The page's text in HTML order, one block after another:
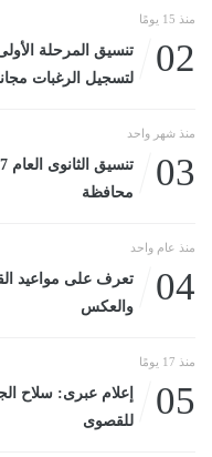
منذ 15 يومًا
02
لتسجيل الرغبات
منذ شهر واحد
03
محافظة
منذ عام واحد
04
تعرف على مواعيد
والعكس
منذ 17 يومًا
05
إعلام عبرى: سلاح
للقصوى